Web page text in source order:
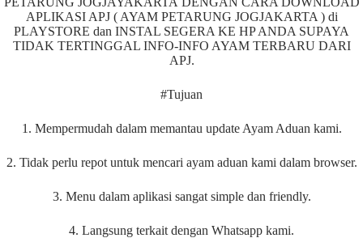
APLIKASI APJ ( AYAM PETARUNG JOGJAKARTA ) di
PLAYSTORE dan INSTAL SEGERA KE HP ANDA SUPAYA
TIDAK TERTINGGAL INFO-INFO AYAM TERBARU DARI
APJ.
#Tujuan
1. Mempermudah dalam memantau update Ayam Aduan kami.
2. Tidak perlu repot untuk mencari ayam aduan kami dalam browser.
3. Menu dalam aplikasi sangat simple dan friendly.
4. Langsung terkait dengan Whatsapp kami.